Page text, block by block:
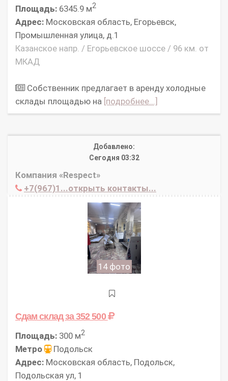
Площадь: 6345.9 м2
Адрес: Московская область, Егорьевск,
Промышленная улица, д.1
Казанское напр. / Егорьевское шоссе / 96 км. от
МКАД
Собственник предлагает в аренду холодные
склады площадью на [подробнее...]
Добавлено:
Сегодня 03:32
Компания «Respect»
+7(967)1...открыть контакты...
14 фото
Сдам складза 352 500
Площадь: 300 м2
Метро
Подольск
Адрес: Московская область, Подольск,
Подольская ул, 1